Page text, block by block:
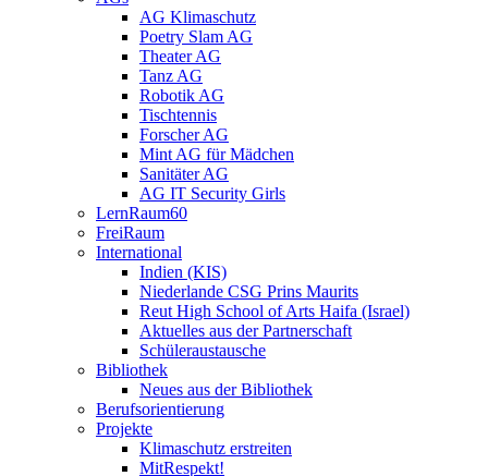
AG Klimaschutz
Poetry Slam AG
Theater AG
Tanz AG
Robotik AG
Tischtennis
Forscher AG
Mint AG für Mädchen
Sanitäter AG
AG IT Security Girls
LernRaum60
FreiRaum
International
Indien (KIS)
Niederlande CSG Prins Maurits
Reut High School of Arts Haifa (Israel)
Aktuelles aus der Partnerschaft
Schüleraustausche
Bibliothek
Neues aus der Bibliothek
Berufsorientierung
Projekte
Klimaschutz erstreiten
MitRespekt!